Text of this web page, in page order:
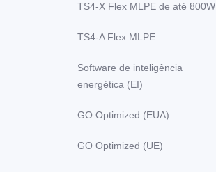
TS4-X Flex MLPE de até 800W
TS4-A Flex MLPE
Software de inteligência
energética (EI)
GO Optimized (EUA)
GO Optimized (UE)